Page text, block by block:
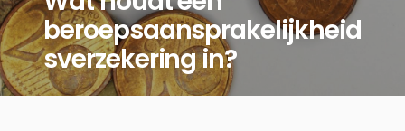
beroepsaansprakelijkheid
sverzekering in?